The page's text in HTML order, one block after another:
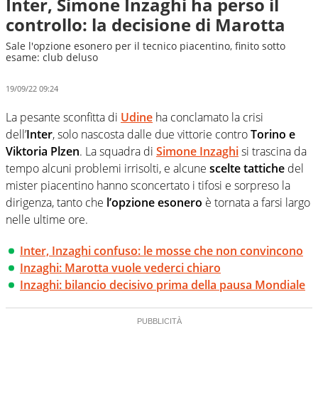
controllo: la decisione di Marotta
Sale l'opzione esonero per il tecnico piacentino, finito sotto
esame: club deluso
19/09/22 09:24
La pesante sconfitta di Udine ha conclamato la crisi
dell’Inter, solo nascosta dalle due vittorie controTorino e
Viktoria Plzen. La squadra di Simone Inzaghisi trascina da
tempo alcuni problemi irrisolti, e alcune scelte tattiche del
mister piacentino hanno sconcertato i tifosi e sorpreso la
dirigenza, tanto che l’opzione esonero è tornata a farsi largo
nelle ultime ore.
Inter, Inzaghi confuso: le mosse che non convincono
Inzaghi: Marotta vuole vederci chiaro
Inzaghi: bilancio decisivo prima della pausa Mondiale